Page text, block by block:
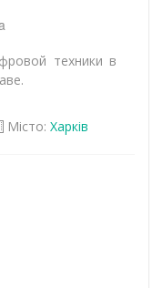
техники в
Місто: Харків